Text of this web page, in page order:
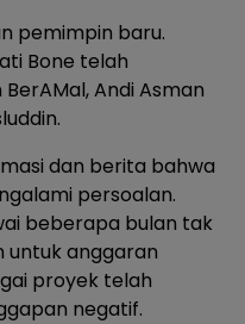
pemimpin baru.
Bone telah
Andi Asman
dan berita bahwa
persoalan.
beberapa bulan tak
untuk anggaran
proyek telah
negatif.